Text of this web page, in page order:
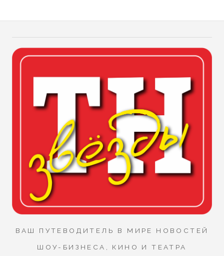
ВАШ ПУТЕВОДИТЕЛЬ В МИРЕ НОВОСТЕЙ
ШОУ-БИЗНЕСА, КИНО И ТЕАТРА